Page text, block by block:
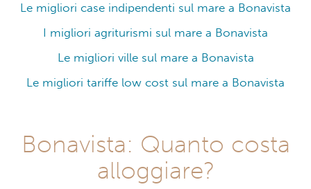
Le migliori case indipendenti sul mare a Bonavista
I migliori agriturismi sul mare a Bonavista
Le migliori ville sul mare a Bonavista
Le migliori tariffe low cost sul mare a Bonavista
Bonavista: Quanto costa
alloggiare?